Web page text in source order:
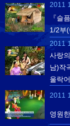
2011
『슬
1/2부
2011
사랑
남)작
울락
2011
영원